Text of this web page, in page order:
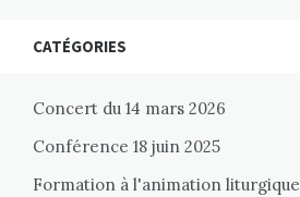
CATÉGORIES
Concert du 14 mars 2026
Conférence 18 juin 2025
Formation à l'animation liturgique